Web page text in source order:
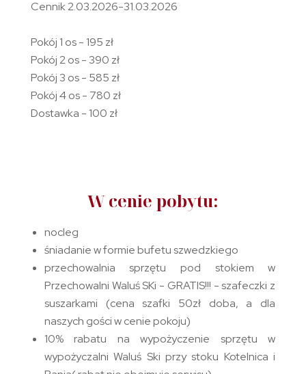
Cennik 2.03.2026-31.03.2026
Pokój 1 os - 195 zł
Pokój 2 os - 390 zł
Pokój 3 os - 585 zł
Pokój 4 os - 780 zł
Dostawka - 100 zł
W cenie pobytu:
nocleg
śniadanie w formie bufetu szwedzkiego
przechowalnia sprzętu pod stokiem w
Przechowalni Waluś SKi - GRATIS!!! - szafeczki z
suszarkami (cena szafki 50zł doba, a dla
naszych gości w cenie pokoju)
10% rabatu na wypożyczenie sprzętu w
wypożyczalni Waluś Ski przy stoku Kotelnica i